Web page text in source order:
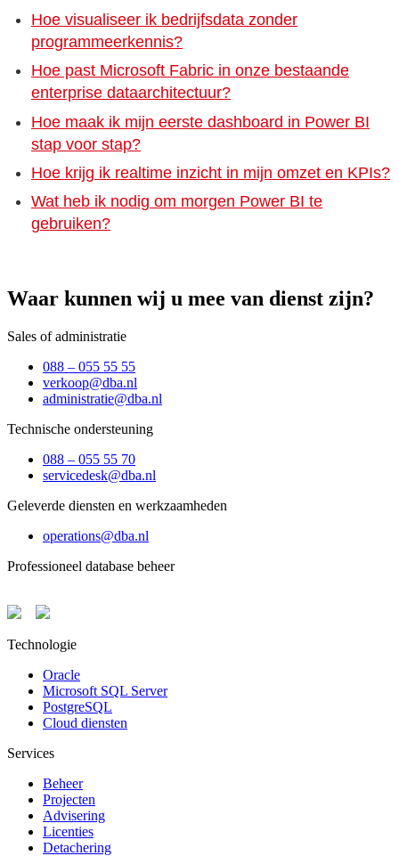
Hoe visualiseer ik bedrijfsdata zonder
programmeerkennis?
Hoe past Microsoft Fabric in onze bestaande
enterprise dataarchitectuur?
Hoe maak ik mijn eerste dashboard in Power BI
stap voor stap?
Hoe krijg ik realtime inzicht in mijn omzet en KPIs?
Wat heb ik nodig om morgen Power BI te
gebruiken?
Waar kunnen wij u mee van dienst zijn?
Sales of administratie
088 – 055 55 55
verkoop@dba.nl
administratie@dba.nl
Technische ondersteuning
088 – 055 55 70
servicedesk@dba.nl
Geleverde diensten en werkzaamheden
operations@dba.nl
Professioneel database beheer
Technologie
Oracle
Microsoft SQL Server
PostgreSQL
Cloud diensten
Services
Beheer
Projecten
Advisering
Licenties
Detachering